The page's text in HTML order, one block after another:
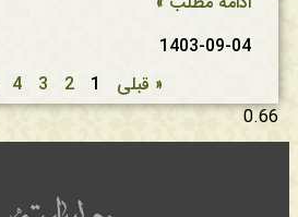
1403-09-04
« قبلی
1
2
3
4